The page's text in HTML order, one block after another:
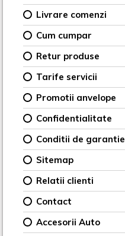
Livrare comenzi
Cum cumpar
Retur produse
Tarife servicii
Promotii anvelope
Confidentialitate
Conditii de garantie
Sitemap
Relatii clienti
Contact
Accesorii Auto